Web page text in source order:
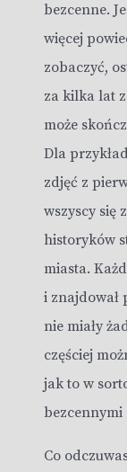
bezcenne.
więcej
zobaczyć,
za kilka lat
może
Dla
zdjęć z
wszyscy się
historyków
miasta.
i znajdował
nie miały
częściej
jak to w
bezcennymi
Co